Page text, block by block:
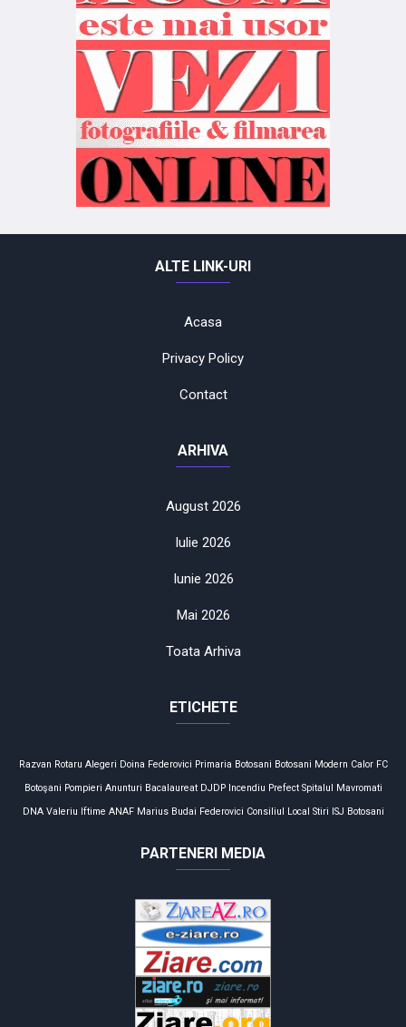
ALTE LINK-URI
Acasa
Privacy Policy
Contact
ARHIVA
August 2026
Iulie 2026
Iunie 2026
Mai 2026
Toata Arhiva
ETICHETE
Razvan Rotaru Alegeri Doina Federovici Primaria Botosani Botosani Modern Calor FC
Botoşani Pompieri Anunturi Bacalaureat DJDP Incendiu Prefect Spitalul Mavromati
DNA Valeriu Iftime ANAF Marius Budai Federovici Consiliul Local Stiri ISJ Botosani
PARTENERI MEDIA